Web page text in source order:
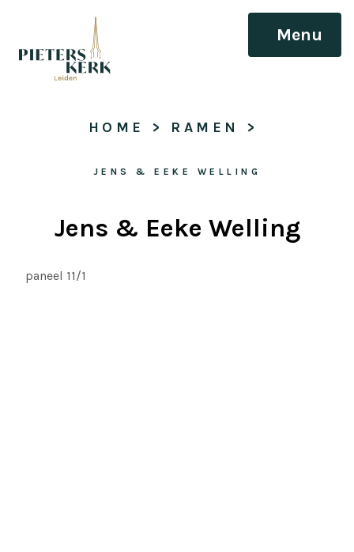
Menu
HOME > RAMEN >
JENS & EEKE WELLING
Jens & Eeke Welling
paneel 11/1